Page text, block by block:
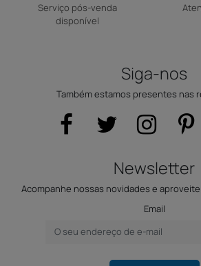
Serviço pós-venda
disponível
Siga-nos
Também estamos presentes nas
Newsletter
Acompanhe nossas novidades e
Email